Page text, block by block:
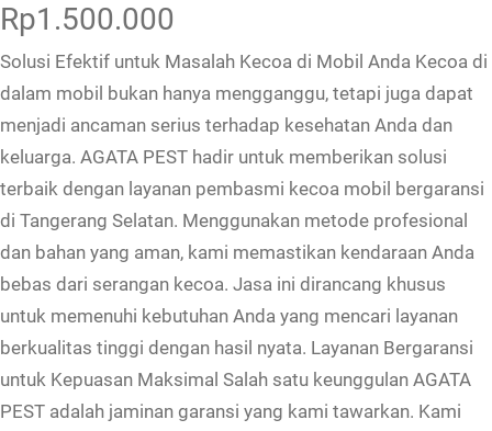
Rp1.500.000
Solusi Efektif untuk Masalah Kecoa di Mobil Anda Kecoa di
dalam mobil bukan hanya mengganggu, tetapi juga dapat
menjadi ancaman serius terhadap kesehatan Anda dan
keluarga. AGATA PEST hadir untuk memberikan solusi
terbaik dengan layanan pembasmi kecoa mobil bergaransi
di Tangerang Selatan. Menggunakan metode profesional
dan bahan yang aman, kami memastikan kendaraan Anda
bebas dari serangan kecoa. Jasa ini dirancang khusus
untuk memenuhi kebutuhan Anda yang mencari layanan
berkualitas tinggi dengan hasil nyata. Layanan Bergaransi
untuk Kepuasan Maksimal Salah satu keunggulan AGATA
PEST adalah jaminan garansi yang kami tawarkan. Kami